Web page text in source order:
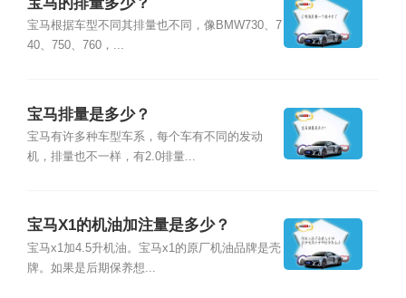
宝马根据车型不同其排量也不同，像BMW730、7
40、750、760，...
宝马排量是多少？
宝马有许多种车型车系，每个车有不同的发动
机，排量也不一样，有2.0排量...
宝马X1的机油加注量是多少？
宝马x1加4.5升机油。宝马x1的原厂机油品牌是壳
牌。如果是后期保养想...